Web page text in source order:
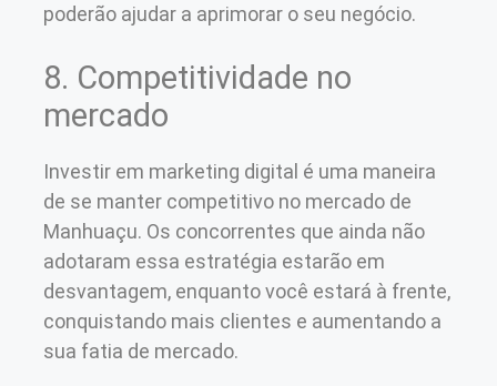
poderão ajudar a aprimorar o seu negócio.
8. Competitividade no
mercado
Investir em marketing digital é uma maneira
de se manter competitivo no mercado de
Manhuaçu. Os concorrentes que ainda não
adotaram essa estratégia estarão em
desvantagem, enquanto você estará à frente,
conquistando mais clientes e aumentando a
sua fatia de mercado.